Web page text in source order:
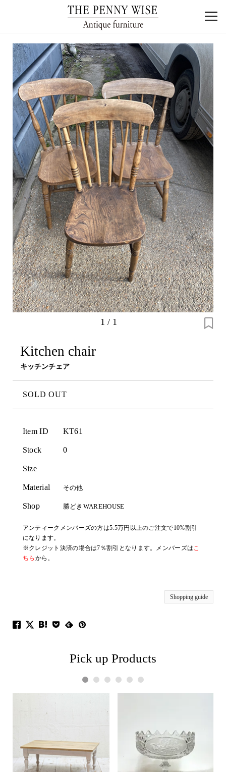
1 / 1
Kitchen chair
キッチンチェア
SOLD OUT
Item ID KT61
Stock 0
Size
Material その他
Shop 勝どきWAREHOUSE
アンティークメンバーズの方は5.5万円以上のご注文で10%割引
になります。
※クレジット決済の場合は7％割引となります。メンバーズはこ
ちら から。
Shopping guide
Pick up Products
1 2 3 4 5 6